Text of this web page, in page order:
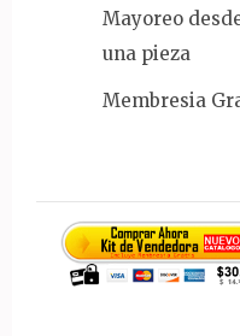
Mayoreo
una pieza
Membresia